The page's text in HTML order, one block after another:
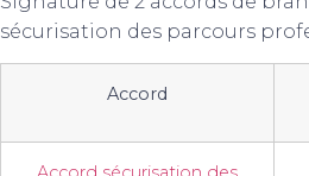
sécurisation des parcours
Accord